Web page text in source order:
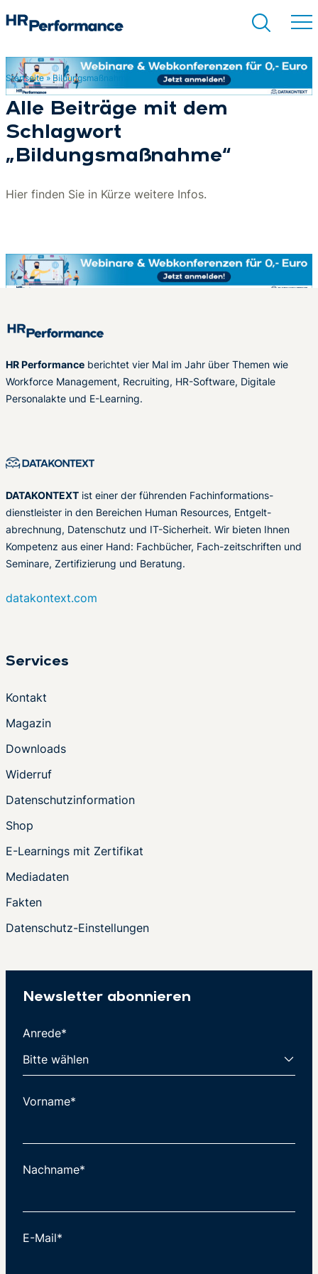
Suchen
Startseite» Bildungsmaßnahme
Alle Beiträge mit dem
Schlagwort
„Bildungsmaßnahme“
Hier finden Sie in Kürze weitere Infos.
HR Performance berichtet vier Mal im Jahr über Themen wie
Workforce Management, Recruiting, HR-Software, Digitale
Personalakte und E-Learning.
DATAKONTEXT ist einer der führenden Fachinformations-
dienstleister in den Bereichen Human Resources, Entgelt-
abrechnung, Datenschutz und IT-Sicherheit. Wir bieten Ihnen
Kompetenz aus einer Hand: Fachbücher, Fach-zeitschriften und
Seminare, Zertifizierung und Beratung.
datakontext.com
Services
Kontakt
Magazin
Downloads
Widerruf
Datenschutzinformation
Shop
E-Learnings mit Zertifikat
Mediadaten
Fakten
Datenschutz-Einstellungen
Newsletter abonnieren
Anrede*
Vorname*
Nachname*
E-Mail*